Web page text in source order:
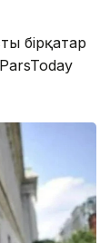
бірқатар